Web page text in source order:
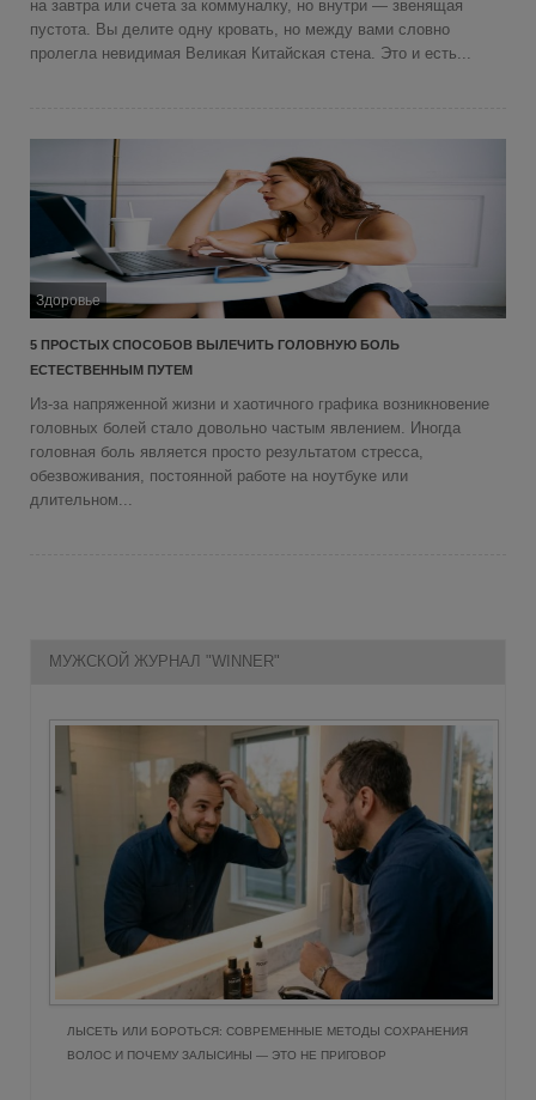
на завтра или счета за коммуналку, но внутри — звенящая
пустота. Вы делите одну кровать, но между вами словно
пролегла невидимая Великая Китайская стена. Это и есть...
Здоровье
5 ПРОСТЫХ СПОСОБОВ ВЫЛЕЧИТЬ ГОЛОВНУЮ БОЛЬ
ЕСТЕСТВЕННЫМ ПУТЕМ
Из-за напряженной жизни и хаотичного графика возникновение
головных болей стало довольно частым явлением. Иногда
головная боль является просто результатом стресса,
обезвоживания, постоянной работе на ноутбуке или
длительном...
МУЖСКОЙ ЖУРНАЛ "WINNER"
ЛЫСЕТЬ ИЛИ БОРОТЬСЯ: СОВРЕМЕННЫЕ МЕТОДЫ СОХРАНЕНИЯ
ВОЛОС И ПОЧЕМУ ЗАЛЫСИНЫ — ЭТО НЕ ПРИГОВОР